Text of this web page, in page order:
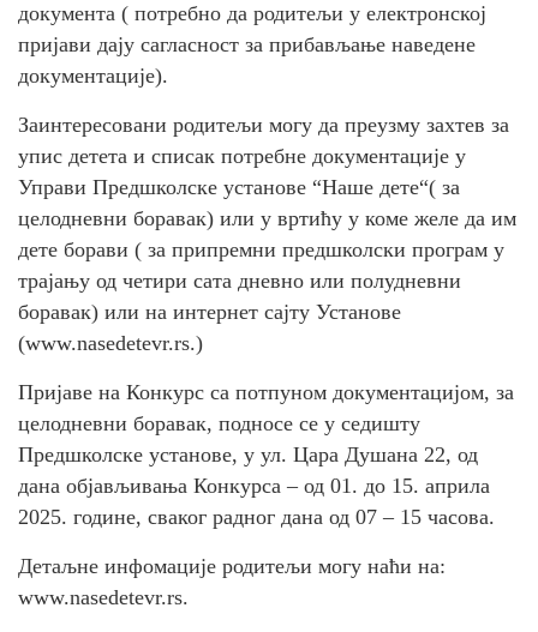
документа ( потребно да родитељи у електронској
пријави дају сагласност за прибављање наведене
документације).
Заинтересовани родитељи могу да преузму захтев за
упис детета и списак потребне документације у
Управи Предшколске установе “Наше дете“( за
целодневни боравак) или у вртићу у коме желе да им
дете борави ( за припремни предшколски програм у
трајању од четири сата дневно или полудневни
боравак) или на интернет сајту Установе
(www.nasedetevr.rs.)
Приjаве на Конкурс са потпуном документацијом, за
целодневни боравак, подносе се у седишту
Предшколске установе, у ул. Цара Душана 22, од
дана објављивања Конкурса – од 01. до 15. априла
2025. године, сваког радног дана од 07 – 15 часова.
Детаљне инфомације родитељи могу наћи на:
www.nasedetevr.rs.